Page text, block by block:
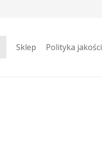
Sklep Polityka jakości